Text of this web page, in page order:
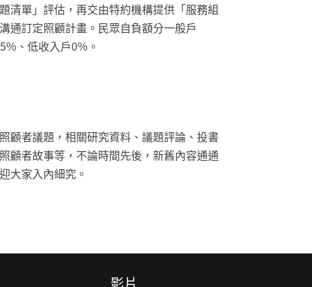
清單」評估，再交由特約機構提供「服務組
通訂定照顧計畫。民眾自負額分一般戶
、低收入戶0%。
顧者議題，相關研究資料、議題評論、投書
顧者故事等，不論時間先後，新舊內容通通
大家入內細究。